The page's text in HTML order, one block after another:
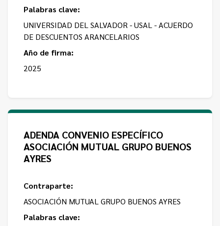
Palabras clave:
UNIVERSIDAD DEL SALVADOR - USAL - ACUERDO
DE DESCUENTOS ARANCELARIOS
Año de firma:
2025
ADENDA CONVENIO ESPECÍFICO
ASOCIACIÓN MUTUAL GRUPO BUENOS
AYRES
Contraparte:
ASOCIACIÓN MUTUAL GRUPO BUENOS AYRES
Palabras clave: